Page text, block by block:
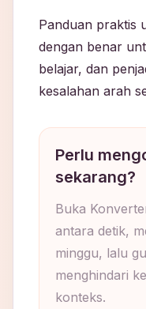
Panduan praktis
dengan benar
belajar, dan
kesalahan arah
Perlu
sekarang?
Buka
antara detik,
minggu, lalu
menghindari
konteks.